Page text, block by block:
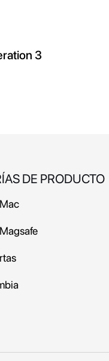
3
DE PRODUCTO